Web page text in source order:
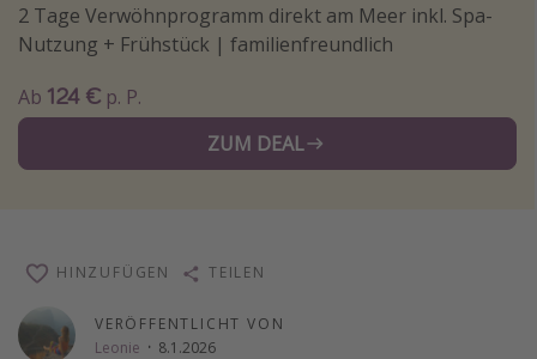
Alle Reisethemen
Wochenendtrip
Strandurlaub
2 Tage Verwöhnprogramm direkt am Meer inkl. Spa-
Nutzung + Frühstück | familienfreundlich
Ab 124 € p. P.
ZUM DEAL
VERÖFFENTLICHT VON
Leonie · 8.1.2026
HINZUFÜGEN TEILEN